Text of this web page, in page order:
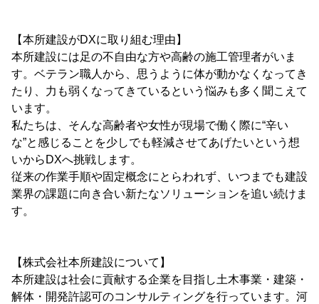
【本所建設がDXに取り組む理由】
本所建設には足の不自由な方や高齢の施工管理者がいま
す。ベテラン職人から、思うように体が動かなくなってき
たり、力も弱くなってきているという悩みも多く聞こえて
います。
私たちは、そんな高齢者や女性が現場で働く際に“辛い
な”と感じることを少しでも軽減させてあげたいという想
いからDXへ挑戦します。
従来の作業手順や固定概念にとらわれず、いつまでも建設
業界の課題に向き合い新たなソリューションを追い続けま
す。
【株式会社本所建設について】
本所建設は社会に貢献する企業を目指し土木事業・建築・
解体・開発許認可のコンサルティングを行っています。河